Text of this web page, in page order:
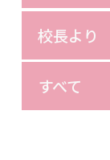
校長より
すべて